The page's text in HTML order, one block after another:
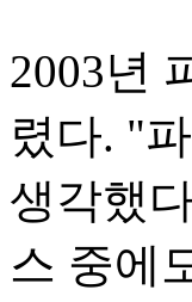
2003년
렸다. "
생각했
스 중에